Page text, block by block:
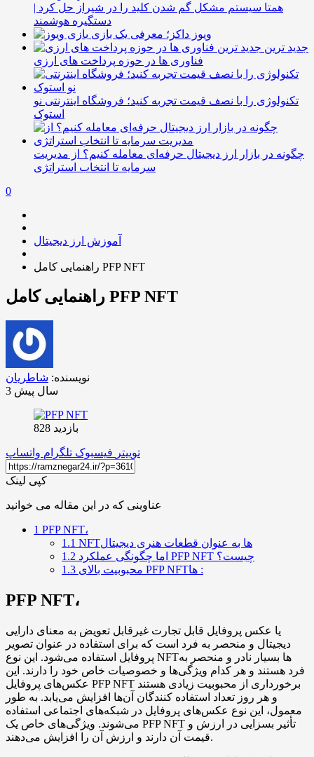
همتا سیستم مشکل گم شدن کلید را در شیراز حل کرد |
دستگیره هوشمند
ویوز داکز؛ معرفی یک بازی
جدید ترین
فناوری ها در حوزه پرداخت های ارزی
تکنولوژی را با نصف قیمت تجربه کنید؛ فروشگاه اینترنتی نو
استوک
چگونه در بازار ارز دیجیتال حرفه‌ای معامله کنیم؟ از مدیریت
سرمایه تا انتخاب استراتژی
0
آموزش ارز دیجیتال
راهنمایی کامل PFP NFT
راهنمایی کامل PFP NFT
نویسنده: شاطریان
3 سال پیش
بازدید 828
توییتر فیسبوک تلگرام واتساپ
کپی لینک
عناوینی که در این مقاله می خوانید
1 PFP NFT،
1.1
NFTها به عنوان قطعات هنری دیجیتال
1.2
اما چگونگی عملکرد PFP NFT چیست؟
1.3
محبوبیت بالای PFP NFTها :
PFP NFT،
یا عکس پروفایل قابل تجارت غیرقابل تعویض به معنای دارایی
دیجیتال و منحصر به فرد است که برای استفاده در عنوان تصویر
پروفایل استفاده می‌شود. این نوع NFTها بسیار نادر و منحصر به
فرد هستند و هر کدام ویژگی‌ها و خصوصیات خاص خود را دارند. این
عکس‌های پروفایل PFP NFT برخورداری از محبوبیت زیادی هستند
و هر روز تعداد استفاده کنندگان آن‌ها افزایش می‌یابد. به طور
معمول، این نوع عکس‌های پروفایل در شبکه‌های اجتماعی استفاده
می‌شوند. ویژگی‌های خاص یک PFP NFT تأثیر بسزایی در ارزش و
قیمت آن دارند و ارزش آن را افزایش می‌دهند.